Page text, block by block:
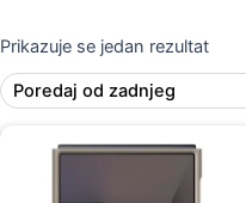
Prikazuje se jedan rezultat
price
price